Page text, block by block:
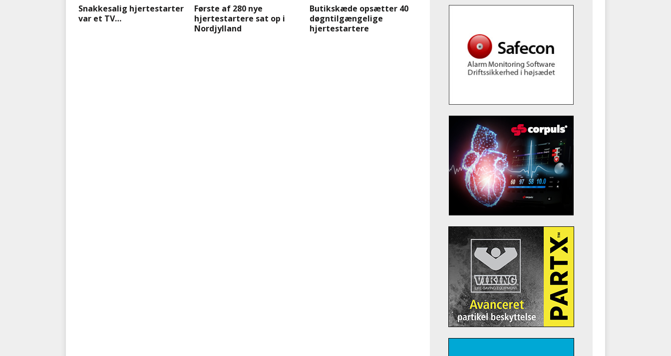
Snakkesalig hjertestarter
var et TV…
Første af 280 nye
hjertestartere sat op i
Nordjylland
Butikskæde opsætter 40
døgntilgængelige
hjertestartere